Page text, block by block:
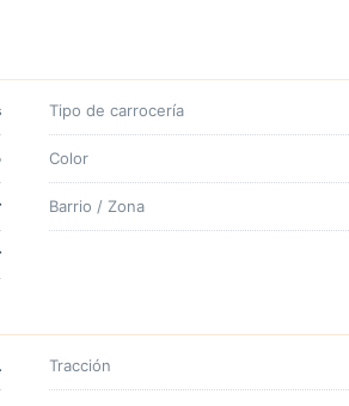
Tipo de carrocería
Color
Barrio / Zona
Tracción